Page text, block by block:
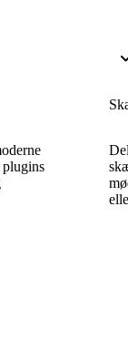
plugins